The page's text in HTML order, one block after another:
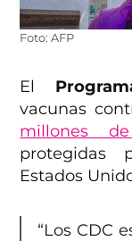
Foto: AFP
El
vacunas
millones
protegidas
Estados
“Los CDC